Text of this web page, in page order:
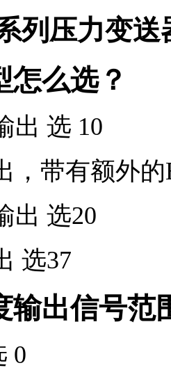
列压力变送
怎么选？
出 选 10
，带有额外的
出 选20
选37
输出信号范
0